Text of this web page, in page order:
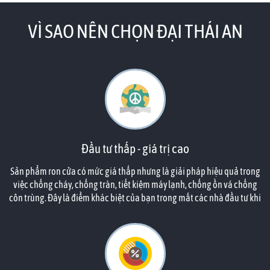
VÌ SAO NÊN CHỌN ĐẠI THÁI AN
Đầu tư thấp - giá trị cao
Sản phẩm ron cửa có mức giá thấp nhưng là giải pháp hiệu quả trong
việc chống cháy, chống tràn, tiết kiệm máy lạnh, chống ồn vá chống
côn trùng. Đây là điểm khác biệt của bạn trong mắt các nhà đầu tư khi